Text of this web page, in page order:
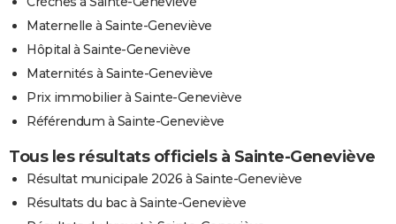
Maternelle à Sainte-Geneviève
Hôpital à Sainte-Geneviève
Maternités à Sainte-Geneviève
Prix immobilier à Sainte-Geneviève
Référendum à Sainte-Geneviève
Tous les résultats officiels à Sainte-Geneviève
Résultat municipale 2026 à Sainte-Geneviève
Résultats du bac à Sainte-Geneviève